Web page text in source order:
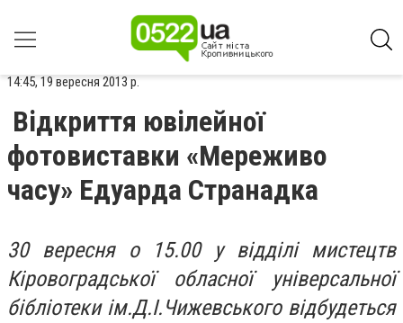
14:45, 19 вересня 2013 р.
Відкриття ювілейної
фотовиставки «Мереживо
часу» Едуарда Странадка
30 вересня о 15.00у відділі мистецтв
Кіровоградської обласної універсальної
бібліотеки ім.Д.І.Чижевського відбудеться